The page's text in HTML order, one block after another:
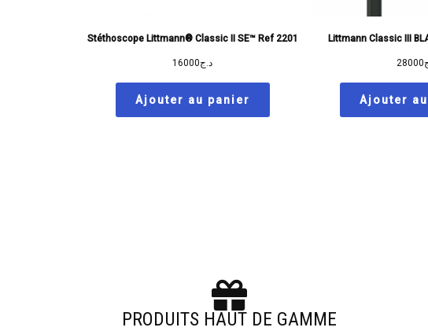
Stéthoscope Littmann® Classic II SE™ Ref 2201
د.ج16000
Ajouter au panier
Littmann Classic III
28000
Ajouter
PRODUITS HAUT DE GAMME